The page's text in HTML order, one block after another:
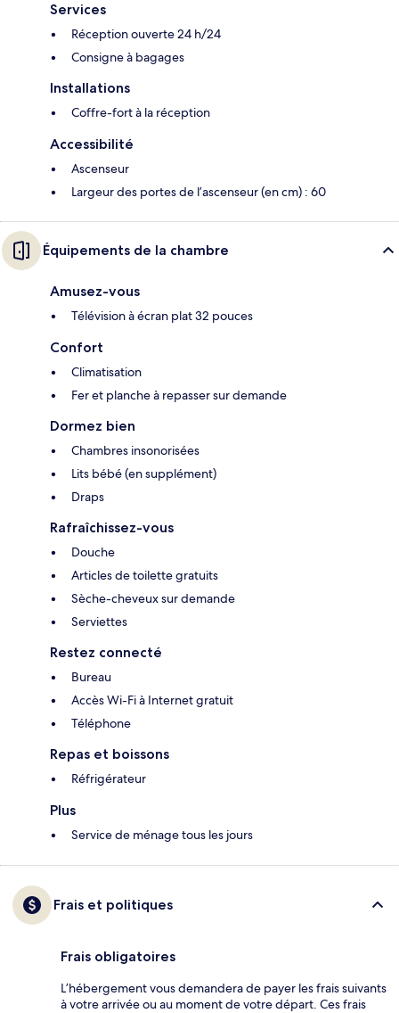
Services
Réception ouverte 24 h/24
Consigne à bagages
Installations
Coffre-fort à la réception
Accessibilité
Ascenseur
Largeur des portes de l’ascenseur (en cm) : 60
Équipements de la chambre
Amusez-vous
Télévision à écran plat 32 pouces
Confort
Climatisation
Fer et planche à repasser sur demande
Dormez bien
Chambres insonorisées
Lits bébé (en supplément)
Draps
Rafraîchissez-vous
Douche
Articles de toilette gratuits
Sèche-cheveux sur demande
Serviettes
Restez connecté
Bureau
Accès Wi-Fi à Internet gratuit
Téléphone
Repas et boissons
Réfrigérateur
Plus
Service de ménage tous les jours
Frais et politiques
Frais obligatoires
L’hébergement vous demandera de payer les frais suivants
à votre arrivée ou au moment de votre départ. Ces frais